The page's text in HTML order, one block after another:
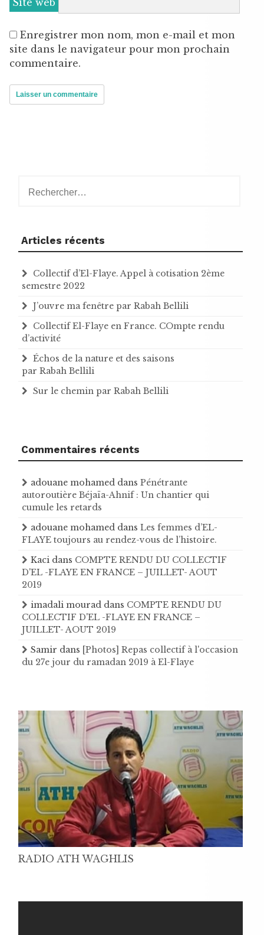
Enregistrer mon nom, mon e-mail et mon
site dans le navigateur pour mon prochain
commentaire.
Articles récents
Collectif d’El-Flaye. Appel à cotisation 2ème
semestre 2022
J’ouvre ma fenêtre par Rabah Bellili
Collectif El-Flaye en France. COmpte rendu
d’activité
Échos de la nature et des saisons
par Rabah Bellili
Sur le chemin par Rabah Bellili
Commentaires récents
adouane mohamed dans Pénétrante
autoroutière Béjaïa-Ahnif : Un chantier qui
cumule les retards
adouane mohamed dans Les femmes d’EL-
FLAYE toujours au rendez-vous de l’histoire .
Kaci dans COMPTE RENDU DU COLLECTIF
D'EL -FLAYE EN FRANCE – JUILLET- AOUT
2019
imadali mourad dans COMPTE RENDU DU
COLLECTIF D'EL -FLAYE EN FRANCE –
JUILLET- AOUT 2019
Samir dans [Photos] Repas collectif à l'occasion
du 27e jour du ramadan 2019 à El-Flaye
RADIO ATH WAGHLIS